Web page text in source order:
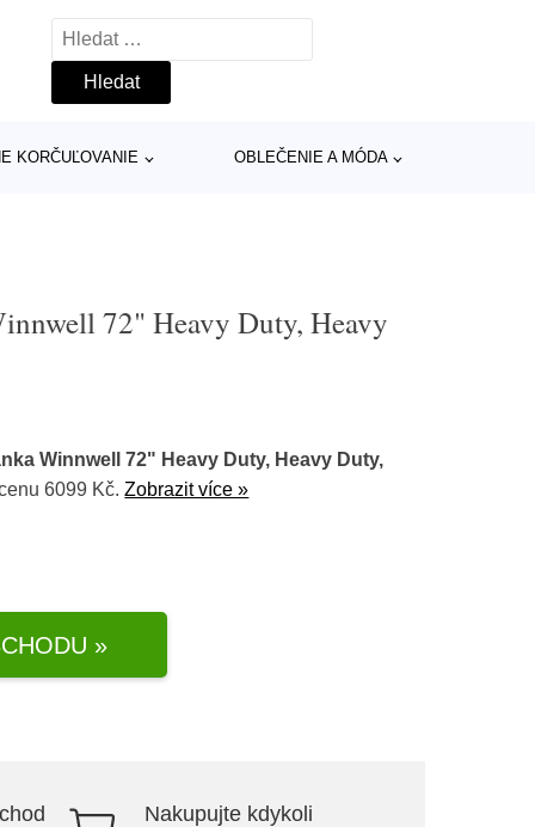
Vyhledávání
KORČUĽOVANIE OBLEČENIE A MÓDA
72" Heavy Duty, Heavy
Winnwell 72" Heavy Duty, Heavy Duty,
6099 Kč.Zobrazit více »
»
Nakupujte kdykoli